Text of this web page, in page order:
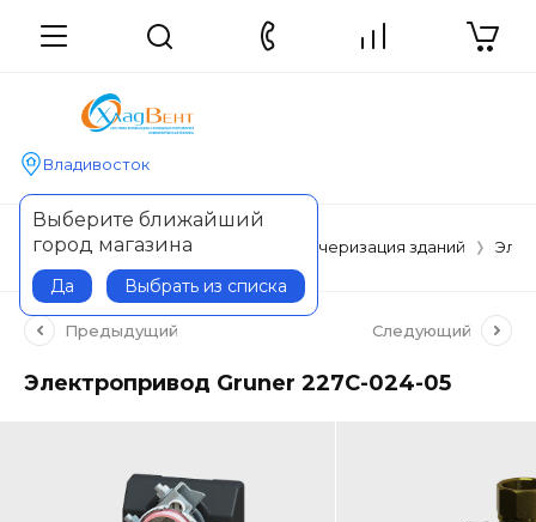
Владивосток
Выберите ближайший
город магазина
Да Выбрать из списка
Главная Автоматизация и диспетчеризация зданий
Предыдущий Следующий
Электропривод Gruner 227C-024-05